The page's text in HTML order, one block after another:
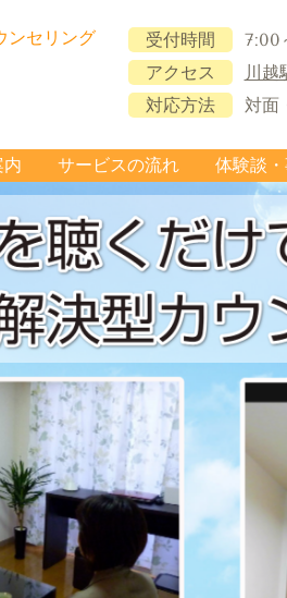
ンセリング 受付時間
7:00
アクセス
川越
対応方法
対面
サービスの流れ 体験談